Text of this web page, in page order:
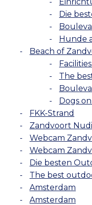
Die
Hunde
Beach of
The
Dogs
FKK-Strand
Zandvoort
Webcam
Webcam
Die besten
The best
Amsterdam
Amsterdam